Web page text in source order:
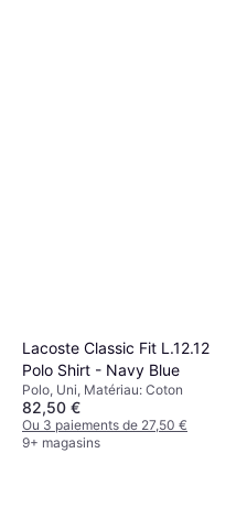
Lacoste Classic Fit L.12.12
Polo Shirt - Navy Blue
Polo, Uni, Matériau: Coton
82,50 €
Ou 3 paiements de 27,50 €
9+ magasins